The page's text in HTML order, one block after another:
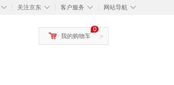
◇ ◇
关注京东 ◇
客户服务 ◇
网站导航
>
0
我的购物车